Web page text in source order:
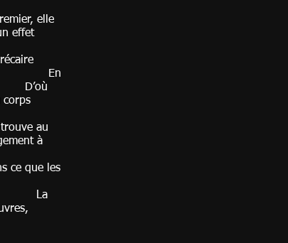
elle
effet
En
D’où
corps
au
à
ce que les
».